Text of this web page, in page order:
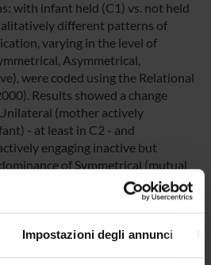
Impostazioni degli annunci
with infant held (C1) vs. not held
different patterns of
varying in the level of
Asymmetrical,
were coded using the Relational
Results showed a change
(mother actively
- at least in C2 - and
engaging inactive but
of Symmetrical (mutual
around 6-8 weeks,
of a qualitative change in dyadic
month transition. Unilateral
in C1, showing that context